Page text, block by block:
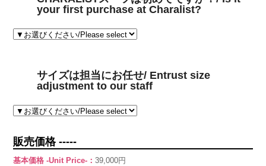
your first purchase at Charalist?
サイズは担当にお任せ/ Entrust size
adjustment to our staff
販売価格 -----
基本価格 -Unit Price-：39,000円